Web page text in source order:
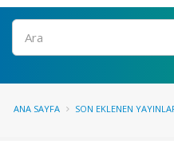
Ara
ANA SAYFA SON EKLENEN